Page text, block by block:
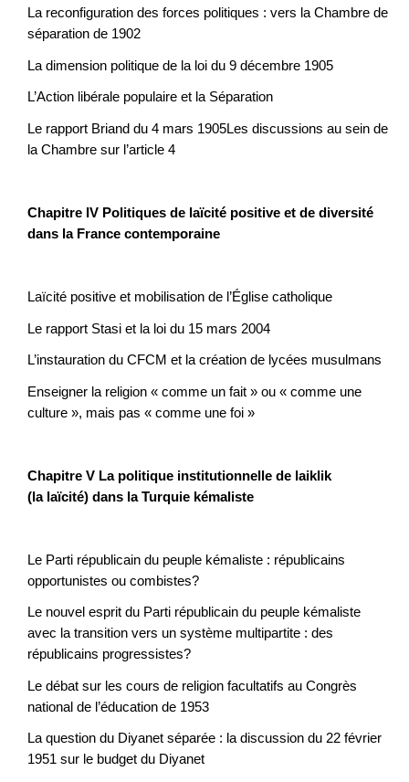
La reconfiguration des forces politiques : vers la Chambre de
séparation de 1902
La dimension politique de la loi du 9 décembre 1905
L’Action libérale populaire et la Séparation
Le rapport Briand du 4 mars 1905Les discussions au sein de
la Chambre sur l’article 4
Chapitre IV Politiques de laïcité positive et de diversité
dans la France contemporaine
Laïcité positive et mobilisation de l’Église catholique
Le rapport Stasi et la loi du 15 mars 2004
L’instauration du CFCM et la création de lycées musulmans
Enseigner la religion « comme un fait » ou « comme une
culture », mais pas « comme une foi »
Chapitre V La politique institutionnelle de laiklik
(la laïcité) dans la Turquie kémaliste
Le Parti républicain du peuple kémaliste : républicains
opportunistes ou combistes?
Le nouvel esprit du Parti républicain du peuple kémaliste
avec la transition vers un système multipartite : des
républicains progressistes?
Le débat sur les cours de religion facultatifs au Congrès
national de l’éducation de 1953
La question du Diyanet séparée : la discussion du 22 février
1951 sur le budget du Diyanet